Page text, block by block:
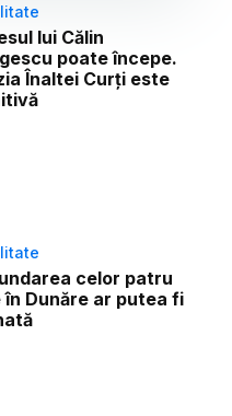
lui Călin
poate începe.
Înaltei Curți este
celor patru
în Dunăre ar putea fi